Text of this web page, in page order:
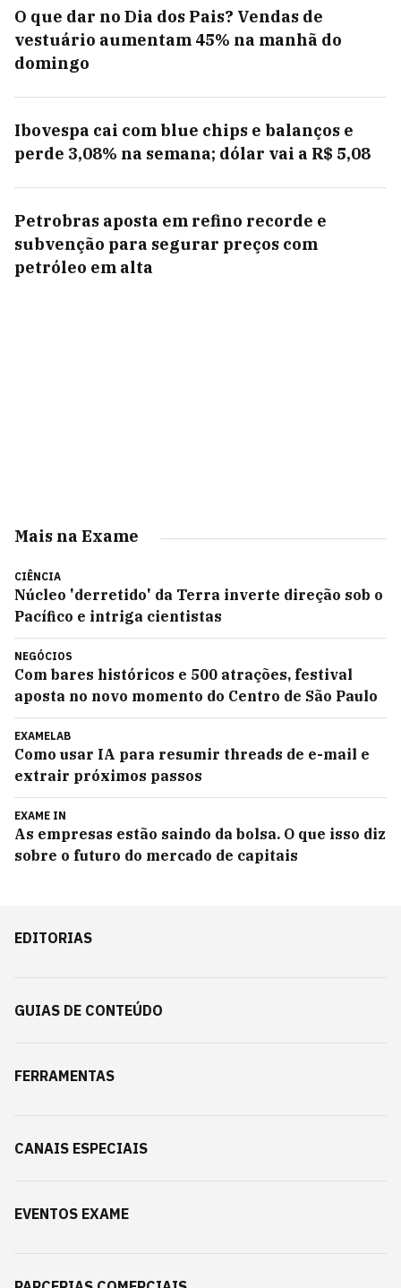
O que dar no Dia dos Pais? Vendas de
vestuário aumentam 45% na manhã do
domingo
Ibovespa cai com blue chips e balanços e
perde 3,08% na semana; dólar vai a R$ 5,08
Petrobras aposta em refino recorde e
subvenção para segurar preços com
petróleo em alta
Mais na Exame
CIÊNCIA
Núcleo 'derretido' da Terra inverte direção sob o
Pacífico e intriga cientistas
NEGÓCIOS
Com bares históricos e 500 atrações, festival
aposta no novo momento do Centro de São Paulo
EXAMELAB
Como usar IA para resumir threads de e-mail e
extrair próximos passos
EXAME IN
As empresas estão saindo da bolsa. O que isso diz
sobre o futuro do mercado de capitais
EDITORIAS
GUIAS DE CONTEÚDO
FERRAMENTAS
CANAIS ESPECIAIS
EVENTOS EXAME